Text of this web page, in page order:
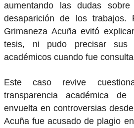
aumentando las dudas
desaparición de los
Grimaneza Acuña evitó
tesis, ni pudo precisar sus
académicos cuando fue
Este caso revive
transparencia académica
envuelta en controversias
Acuña fue acusado de plagio